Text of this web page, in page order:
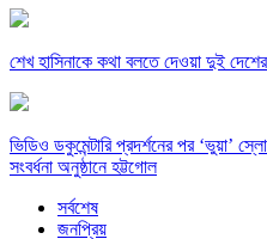
শেখ হাসিনাকে কথা বলতে দেওয়া দুই
ভিডিও ডকুমেন্টারি প্রদর্শনের পর ‘ভুয়া’
সংবর্ধনা অনুষ্ঠানে হট্টগোল
সর্বশেষ
জনপ্রিয়